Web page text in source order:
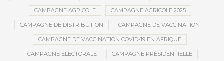
CAMPAGNE AGRICOLE CAMPAGNE AGRICOLE 2025
CAMPAGNE DE DISTRIBUTION CAMPAGNE DE VACCINATION
CAMPAGNE DE VACCINATION COVID-19 EN AFRIQUE
CAMPAGNE ÉLECTORALE CAMPAGNE PRÉSIDENTIELLE